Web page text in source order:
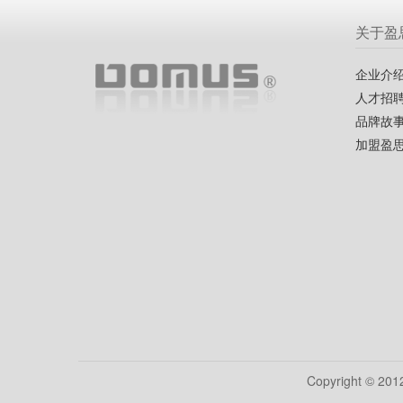
关于盈
企业介
人才招
品牌故
加盟盈
Copyright ©